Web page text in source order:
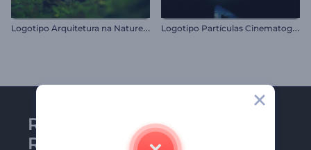
L
ogotipo Arquitetura na Natureza L
ogotipo Partículas Cinematográficas
Receba a newsletter da
Renderforest